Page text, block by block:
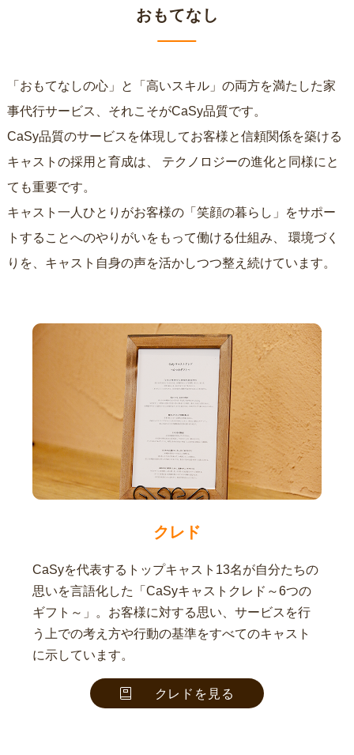
おもてなし
「おもてなしの心」と「高いスキル」の両方を満たした家
事代行サービス、それこそがCaSy品質です。
CaSy品質のサービスを体現してお客様と信頼関係を築ける
キャストの採用と育成は、
ても重要です。
キャスト一人ひとりがお客様の「笑顔の暮らし」をサポー
トすることへのやりがいをもって働ける仕組み、
りを、キャスト自身の声を活かしつつ整え続けています。
クレド
CaSyを代表するトップキャスト13名が自分たちの
思いを言語化した「CaSyキャストクレド～6つの
ギフト～」。お客様に対する思い、サービスを行
う上での考え方や行動の基準をすべてのキャスト
に示しています。
クレドを見る